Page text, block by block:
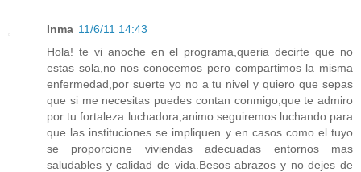
Inma 11/6/11 14:43
Hola! te vi anoche en el programa,queria decirte que no
estas sola,no nos conocemos pero compartimos la misma
enfermedad,por suerte yo no a tu nivel y quiero que sepas
que si me necesitas puedes contan conmigo,que te admiro
por tu fortaleza luchadora,animo seguiremos luchando para
que las instituciones se impliquen y en casos como el tuyo
se proporcione viviendas adecuadas entornos mas
saludables y calidad de vida.Besos abrazos y no dejes de